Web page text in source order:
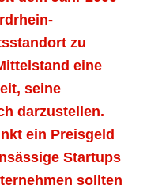
zu
eine
seine
darzustellen.
ein Preisgeld
Startups
sollten